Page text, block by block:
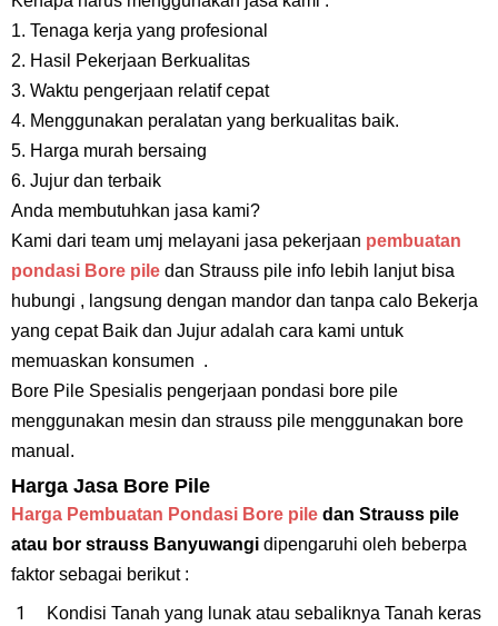
1. Tenaga kerja yang profesional
2. Hasil Pekerjaan Berkualitas
3. Waktu pengerjaan relatif cepat
4. Menggunakan peralatan yang berkualitas baik.
5. Harga murah bersaing
6. Jujur dan terbaik
Anda membutuhkan jasa kami?
Kami dari team umj melayani jasa pekerjaan pembuatan
pondasi Bore pile dan Strauss pile info lebih lanjut bisa
hubungi , langsung dengan mandor dan tanpa calo Bekerja
yang cepat Baik dan Jujur adalah cara kami untuk
memuaskan konsumen .
Bore Pile Spesialis pengerjaan pondasi bore pile
menggunakan mesin dan strauss pile menggunakan bore
manual.
Harga Jasa Bore Pile
Harga Pembuatan Pondasi Bore pile dan Strauss pile
atau bor strauss Banyuwangi dipengaruhi oleh beberpa
faktor sebagai berikut :
Kondisi Tanah yang lunak atau sebaliknya Tanah keras